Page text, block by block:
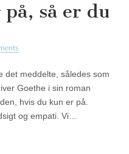
så er du
det meddelte, således som
Goethe i sin roman
hvis du kun er på.
og empati. Vi…